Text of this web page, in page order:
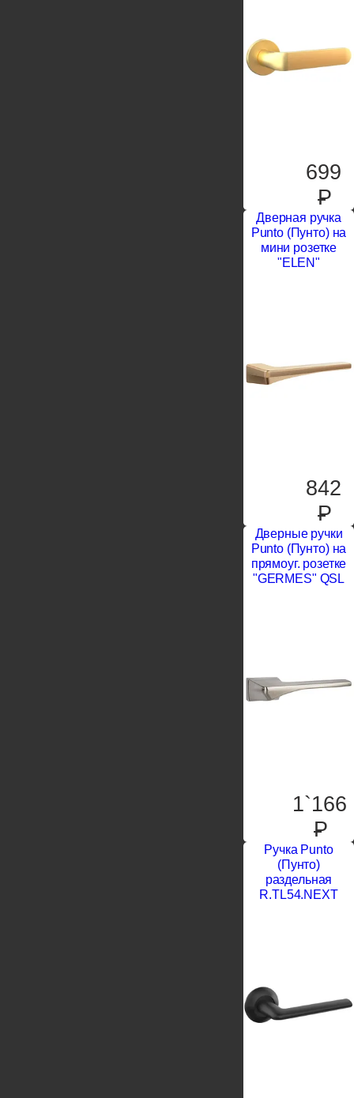
699
P
Дверная ручка
Punto (Пунто) на
мини розетке
"ELEN"
842
P
Дверные ручки
Punto (Пунто) на
прямоуг. розетке
"GERMES" QSL
1`166
P
Ручка Punto
(Пунто)
раздельная
R.TL54.NEXT